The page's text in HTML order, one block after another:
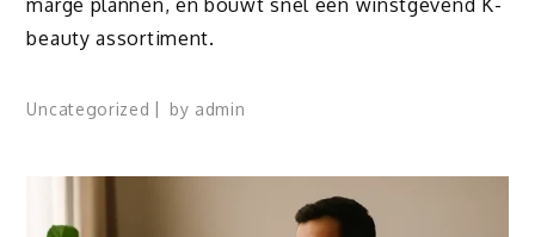
beauty assortiment.
Uncategorized by admin